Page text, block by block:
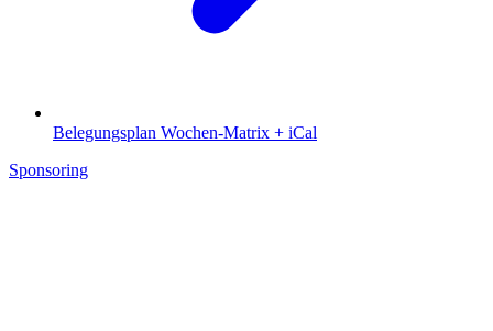
Belegungsplan Wochen-Matrix + iCal
Sponsoring